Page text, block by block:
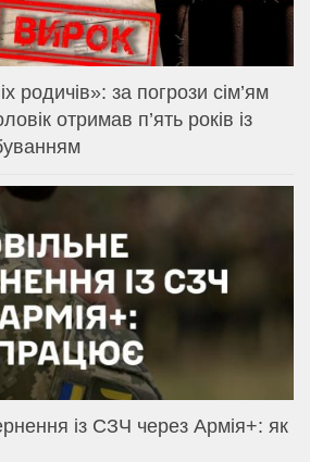
родичів»: за погрози сім’ям
отримав п’ять років із
із СЗЧ через Армія+: як